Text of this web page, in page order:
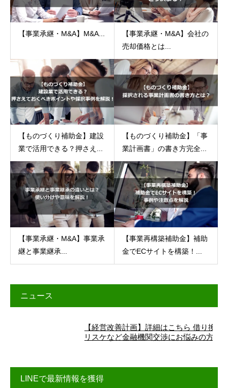
【事業承継・M&A】M&A...
【事業承継・M&A】会社の
売却価格とは...
【ものづくり補助金】建設
業で活用できる？押さえ...
【ものづくり補助金】「事
業計画書」の書き方完全...
【事業承継・M&A】事業承
継と事業継承...
【事業再構築補助金】補助
金でECサイトを構築！...
ニュース
【経営改善計画】詳細はこちら 借り換え、
リスケなど金融機関交渉にお悩みの方へ
LINEで最新情報を獲得